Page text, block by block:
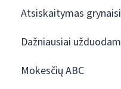
Atsiskaitymas
Dažniausiai
Mokesčių ABC